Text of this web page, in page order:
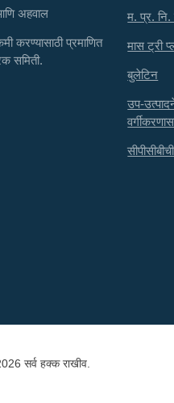
अहवाल
करण्यासाठी प्रमाणित
समिती.
म. प्र. नि.
मास ट्री
बुलेटिन
उप-
सर्व हक्क राखीव.